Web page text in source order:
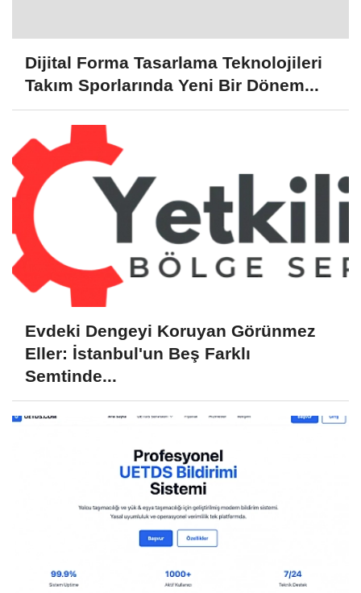
Dijital Forma Tasarlama Teknolojileri
Takım Sporlarında Yeni Bir Dönem...
Evdeki Dengeyi Koruyan Görünmez
Eller: İstanbul'un Beş Farklı
Semtinde...